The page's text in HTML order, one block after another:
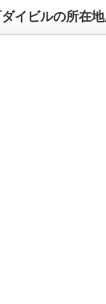
イビルの所在